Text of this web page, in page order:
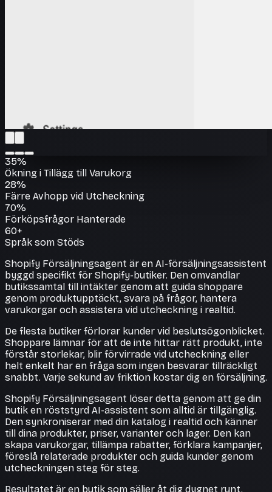
35%
Ökning i Tillägg till Varukorg
28%
Färre Avhopp vid Utcheckning
70%
Förköpsfrågor Hanterade
60+
Språk som Stöds
Shopify Försäljningsagent är en AI-försäljningsassistent
byggd specifikt för Shopify-butiker. Den omvandlar
butikssamtal till intäkter genom att guida shoppare
genom produktupptäckt, svara på frågor, hantera
varukorgar och assistera vid utcheckning i realtid.
De flesta butiker förlorar kunder vid beslutsögonblicket.
Shoppare lämnar för att de inte hittar rätt produkt, inte
förstår storlekar, blir förvirrade vid utcheckning eller
helt enkelt har en fråga som ingen besvarar tillräckligt
snabbt. Varje sekund av friktion kostar dig en försäljning.
Shopify Försäljningsagent löser detta genom att ge din
butik en röststyrd AI-assistent som alltid är tillgänglig.
Den synkroniserar med din katalog i realtid och känner
till dina produkter, priser, varianter och lager. Den kan
skapa varukorgar, tillämpa rabatter, förklara kampanjer,
föreslå relaterade produkter och guida kunder genom
utcheckningen steg för steg.
Resultatet är en butik som säljer åt dig dygnet runt.